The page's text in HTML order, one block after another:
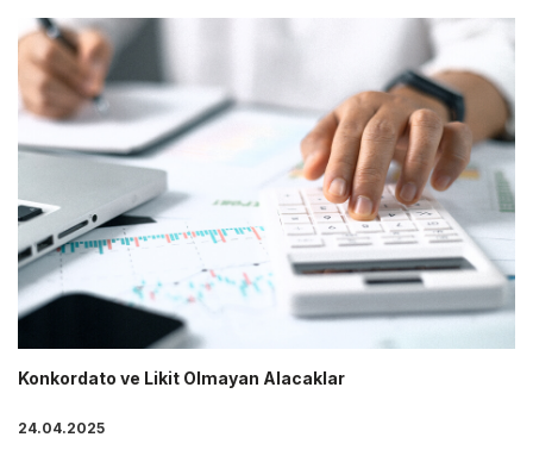
Konkordato ve Likit Olmayan Alacaklar
24.04.2025